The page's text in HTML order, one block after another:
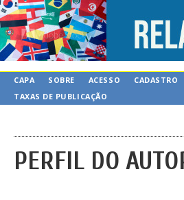
CAPA SOBRE ACESSO CADASTRO
TAXAS DE PUBLICAÇÃO
PERFIL DO